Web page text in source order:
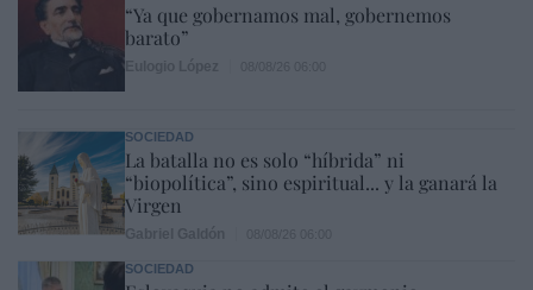
“Ya que gobernamos mal, gobernemos
barato”
SOCIEDAD
La batalla no es solo “híbrida” ni
“biopolítica”, sino espiritual... y la ganará la
Virgen
SOCIEDAD